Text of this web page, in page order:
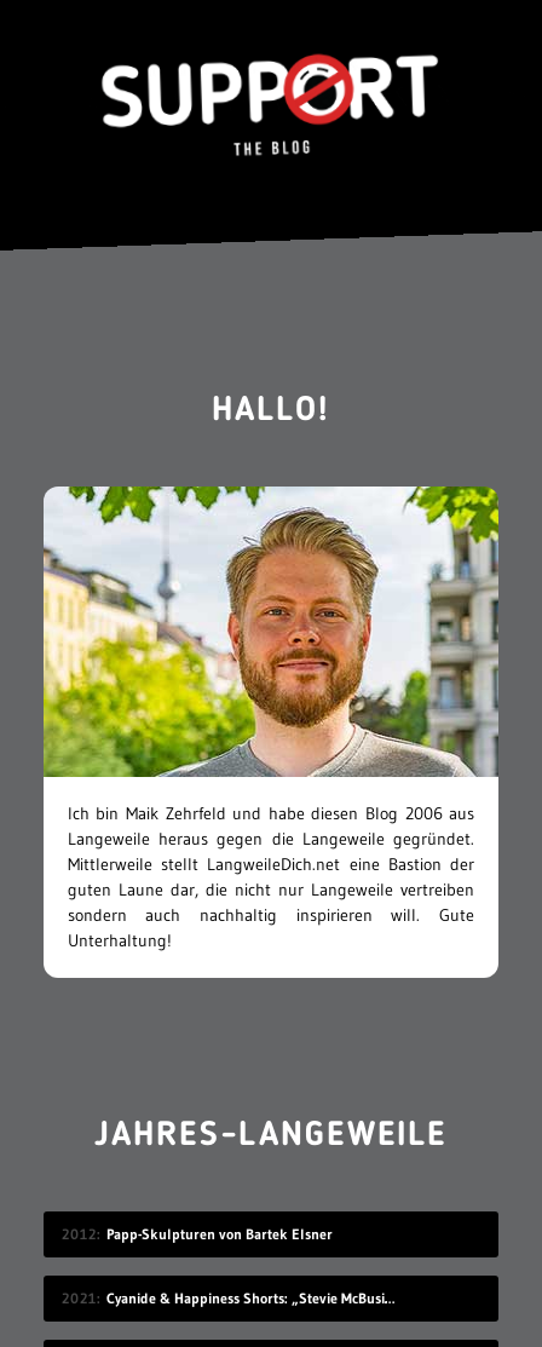
HALLO!
Ich bin Maik Zehrfeld und habe diesen Blog 2006 aus
Langeweile heraus gegen die Langeweile gegründet.
Mittlerweile stellt LangweileDich.net eine Bastion der
guten Laune dar, die nicht nur Langeweile vertreiben
sondern auch nachhaltig inspirieren will. Gute
Unterhaltung!
JAHRES-LANGEWEILE
2012 Papp-Skulpturen von Bartek Elsner
2021 Cyanide & Happiness Shorts: „Stevie McBusinessman“